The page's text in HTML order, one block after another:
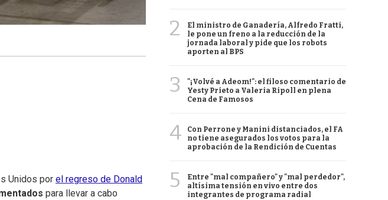
Unidos por el regreso de Donald
para llevar a cabo
2
El ministro de Ganadería, Alfredo Fratti,
le pone un freno a la reducción de la
jornada laboral y pide que los robots
aporten al BPS
3
"¡Volvé a Adeom!": el filoso comentario de
Yesty Prieto a Valeria Ripoll en plena
Cena de Famosos
4
Con Perrone y Manini distanciados, el FA
no tiene asegurados los votos para la
aprobación de la Rendición de Cuentas
5
Entre "mal compañero" y "mal perdedor",
altísima tensión en vivo entre dos
integrantes de programa radial